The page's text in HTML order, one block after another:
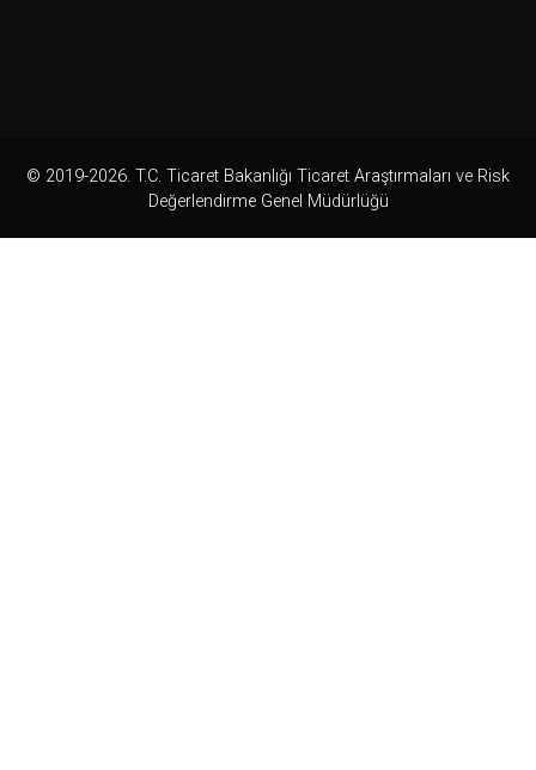
© 2019-2026. T.C. Ticaret Bakanlığı Ticaret Araştırmaları ve Risk
Değerlendirme Genel Müdürlüğü